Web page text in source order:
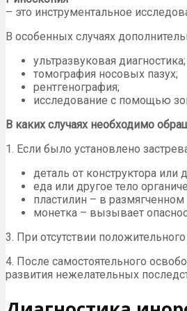
– это инструментальное
В особенных случаях
ультразвуковая диагностика;
томография носовых пазух;
рентгенография;
исследование с помощью
В каких случаях необходимо
1. Если было установлено
деталь от конструктора
еда или другое тело
пластилин – в
монетка – вызывает
3. При отсутствии
4. После самостоятельного
развития нежелательных